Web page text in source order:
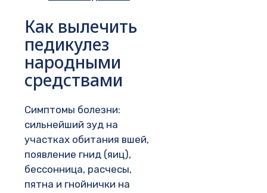
Как вылечить
педикулез
народными
средствами
Симптомы болезни:
сильнейший зуд на
участках обитания вшей,
появление гнид (яиц),
бессонница, расчесы,
пятна и гнойнички на